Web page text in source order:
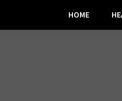
HOME